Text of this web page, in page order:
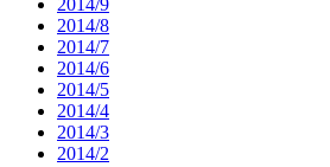
2014/8
2014/7
2014/6
2014/5
2014/4
2014/3
2014/2